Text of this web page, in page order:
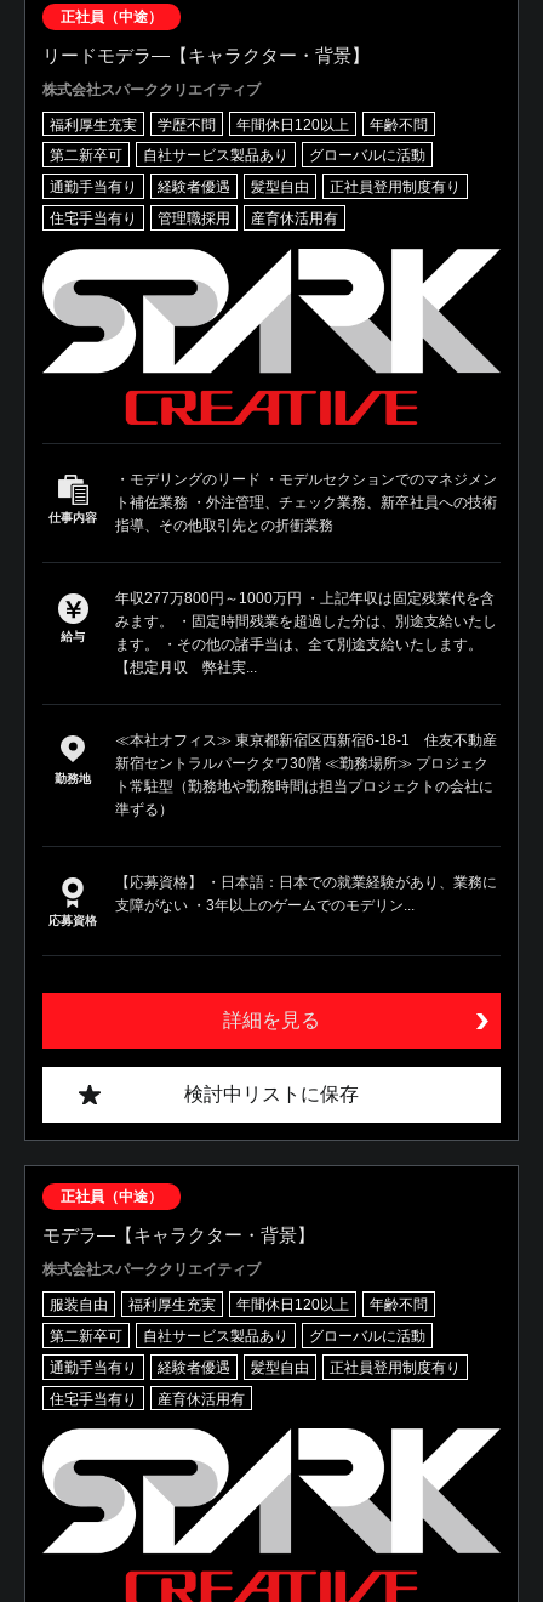
正社員（中途）
リードモデラ―【キャラクター・背景】
株式会社スパーククリエイティブ
福利厚生充実 学歴不問 年間休日120以上
年齢不問
第二新卒可
自社サービス製品あり
グローバルに活動
通勤手当有り
経験者優遇 髪型自由
正社員登用制度有り
住宅手当有り
管理職採用 産育休活用有
仕事内容
・モデリングのリード ・モデルセクションでのマネジメン
ト補佐業務 ・外注管理、チェック業務、新卒社員への技術
指導、その他取引先との折衝業務
給与
年収277万800円～1000万円 ・上記年収は固定残業代を含
みます。 ・固定時間残業を超過した分は、別途支給いたし
ます。 ・その他の諸手当は、全て別途支給いたします。
【想定月収 弊社実...
勤務地
≪本社オフィス≫ 東京都新宿区西新宿6-18-1 住友不動産
新宿セントラルパークタワ30階 ≪勤務場所≫ プロジェク
ト常駐型（勤務地や勤務時間は担当プロジェクトの会社に
準ずる）
応募資格
【応募資格】 ・日本語：日本での就業経験があり、業務に
支障がない ・3年以上のゲームでのモデリン...
詳細を見る
検討中リストに保存
正社員（中途）
モデラ―【キャラクター・背景】
株式会社スパーククリエイティブ
服装自由 福利厚生充実 年間休日120以上
年齢不問
第二新卒可
自社サービス製品あり
グローバルに活動
通勤手当有り
経験者優遇 髪型自由
正社員登用制度有り
住宅手当有り
産育休活用有